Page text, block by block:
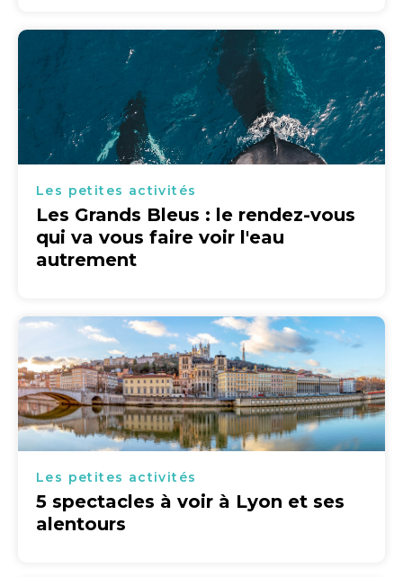
Les petites activités
Les Grands Bleus : le rendez-vous
qui va vous faire voir l'eau
autrement
Les petites activités
5 spectacles à voir à Lyon et ses
alentours